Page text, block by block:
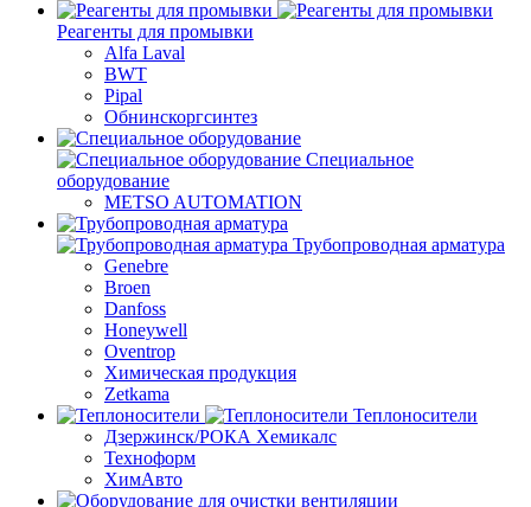
Реагенты для промывки
Alfa Laval
BWT
Pipal
Обнинскоргсинтез
Специальное
оборудование
METSO AUTOMATION
Трубопроводная арматура
Genebre
Broen
Danfoss
Honeywell
Oventrop
Химическая продукция
Zetkama
Теплоносители
Дзержинск/РОКА Хемикалс
Техноформ
ХимАвто